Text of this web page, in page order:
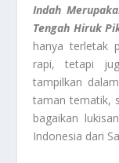
Indah
Tengah Hiruk
hanya terletak
rapi, tetapi
tampilkan
taman tematik,
bagaikan
Indonesia dari